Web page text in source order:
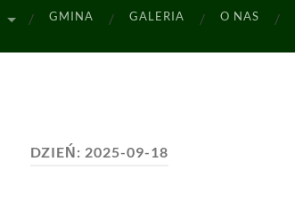
GMINA GALERIA O NAS
DZIEŃ: 2025-09-18